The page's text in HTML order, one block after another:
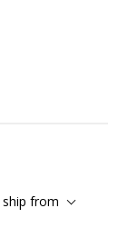
from